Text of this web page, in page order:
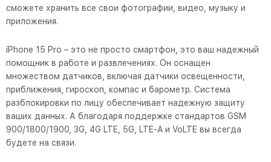
сможете хранить все свои фотографии, видео, музыку и
приложения.
iPhone 15 Pro – это не просто смартфон, это ваш надежный
помощник в работе и развлечениях. Он оснащен
множеством датчиков, включая датчики освещенности,
приближения, гироскоп, компас и барометр. Система
разблокировки по лицу обеспечивает надежную защиту
ваших данных. А благодаря поддержке стандартов GSM
900/1800/1900, 3G, 4G LTE, 5G, LTE-A и VoLTE вы всегда
будете на связи.